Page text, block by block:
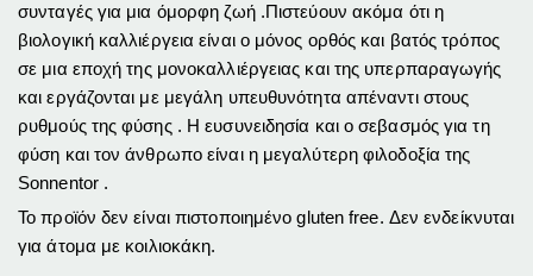
συνταγές για μια όμορφη ζωή .Πιστεύουν ακόμα ότι η
βιολογική καλλιέργεια είναι ο μόνος ορθός και βατός τρόπος
σε μια εποχή της μονοκαλλιέργειας και της υπερπαραγωγής
και εργάζονται με μεγάλη υπευθυνότητα απέναντι στους
ρυθμούς της φύσης . H ευσυνειδησία και ο σεβασμός για τη
φύση και τον άνθρωπο είναι η μεγαλύτερη φιλοδοξία της
Sonnentor .
Το προϊόν δεν είναι πιστοποιημένο gluten free. Δεν ενδείκνυται
για άτομα με κοιλιοκάκη.